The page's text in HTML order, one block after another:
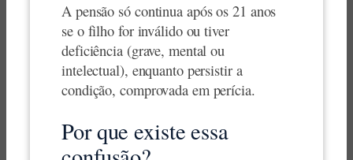
A pensão só continua após os 21 anos
se o filho for inválido ou tiver
deficiência (grave, mental ou
intelectual), enquanto persistir a
condição, comprovada em perícia.
Por que existe essa